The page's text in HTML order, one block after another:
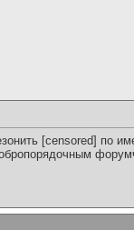
[censored] по